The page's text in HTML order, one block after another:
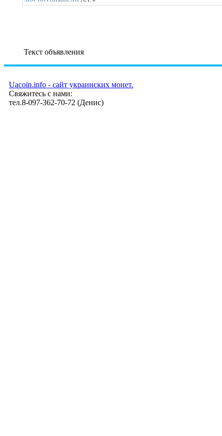
Текст объявления
Uacoin.info - сайт украинских монет.
Свяжитесь с нами:
тел.8-097-362-70-72 (Денис)